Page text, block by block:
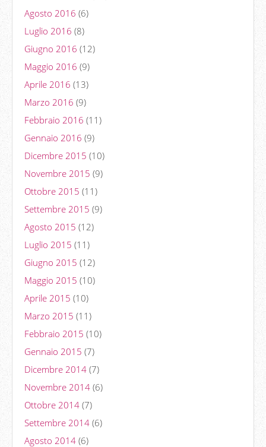
Agosto 2016 (6)
Luglio 2016 (8)
Giugno 2016 (12)
Maggio 2016 (9)
Aprile 2016 (13)
Marzo 2016 (9)
Febbraio 2016 (11)
Gennaio 2016 (9)
Dicembre 2015 (10)
Novembre 2015 (9)
Ottobre 2015 (11)
Settembre 2015 (9)
Agosto 2015 (12)
Luglio 2015 (11)
Giugno 2015 (12)
Maggio 2015 (10)
Aprile 2015 (10)
Marzo 2015 (11)
Febbraio 2015 (10)
Gennaio 2015 (7)
Dicembre 2014 (7)
Novembre 2014 (6)
Ottobre 2014 (7)
Settembre 2014 (6)
Agosto 2014 (6)